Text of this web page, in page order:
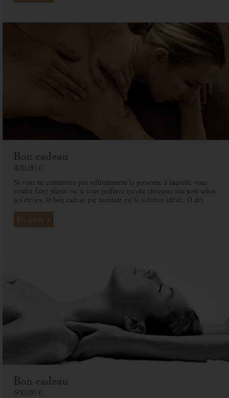
Bon cadeau
400,00 €
Si vous ne connaissez pas suffisamment la personne à laquelle vous
voulez faire plaisir ou si vous préférez qu'elle choisisse son soin selon
ses envies, le bon cadeau par montant est la solution idéale. Ô des
proche et ainsi rendre ce moment exceptionnel.
En savoir +
Bon cadeau
500,00 €